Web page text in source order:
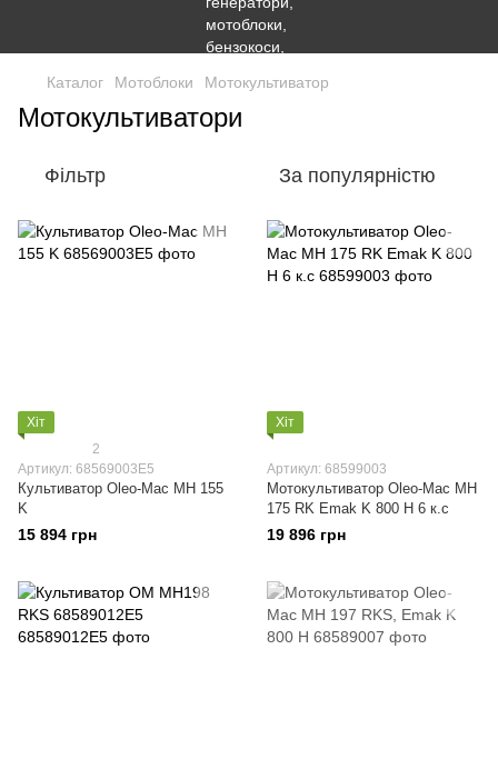
Каталог Мотоблоки Мотокультиватор
Мотокультиватори
Фільтр За популярністю
Хіт
2
Артикул: 68569003E5
Культиватор Oleo-Mac MH 155
K
15 894 грн
Хіт
Артикул: 68599003
Мотокультиватор Oleo-Mac MH
175 RK Emak K 800 H 6 к.с
19 896 грн